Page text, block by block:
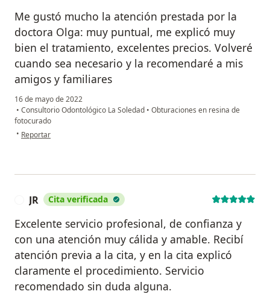
Me gustó mucho la atención prestada por la
doctora Olga: muy puntual, me explicó muy
bien el tratamiento, excelentes precios. Volveré
cuando sea necesario y la recomendaré a mis
amigos y familiares
16 de mayo de 2022
• Consultorio Odontológico La Soledad • Obturaciones en resina de
fotocurado
• en opinión del usuario Ingrid
Reportar
JR Cita verificada
Excelente servicio profesional, de confianza y
con una atención muy cálida y amable. Recibí
atención previa a la cita, y en la cita explicó
claramente el procedimiento. Servicio
recomendado sin duda alguna.